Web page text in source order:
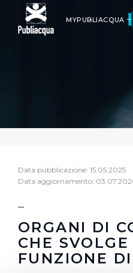
MYPUBLIACQUA
Data pubblicazione: 15.05.2025
Data aggiornamento:
ORGANI DI
CHE
FUNZIONE